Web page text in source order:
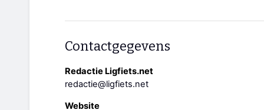
Contactgegevens
Redactie Ligfiets.net
redactie@ligfiets.net
Website